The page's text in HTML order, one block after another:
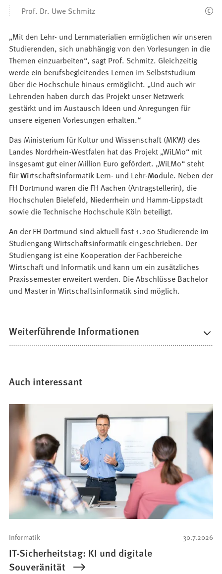
Prof. Dr. Uwe Schmitz
„Mit den Lehr- und Lernmaterialien ermöglichen wir unseren
Studierenden, sich unabhängig von den Vorlesungen in die
Themen einzuarbeiten“, sagt Prof. Schmitz. Gleichzeitig
werde ein berufsbegleitendes Lernen im Selbststudium
über die Hochschule hinaus ermöglicht. „Und auch wir
Lehrenden haben durch das Projekt unser Netzwerk
gestärkt und im Austausch Ideen und Anregungen für
unsere eigenen Vorlesungen erhalten.“
Das Ministerium für Kultur und Wissenschaft (MKW) des
Landes Nordrhein-Westfalen hat das Projekt „WiLMo“ mit
insgesamt gut einer Million Euro gefördert. „WiLMo“ steht
fürWirtschaftsinformatik Lern- und Lehr-Module. Neben der
FH Dortmund waren die FH Aachen (Antragstellerin), die
Hochschulen Bielefeld, Niederrhein und Hamm-Lippstadt
sowie die Technische Hochschule Köln beteiligt.
An der FH Dortmund sind aktuell fast 1.200 Studierende im
Studiengang Wirtschaftsinformatik eingeschrieben. Der
Studiengang ist eine Kooperation der Fachbereiche
Wirtschaft und Informatik und kann um ein zusätzliches
Praxissemester erweitert werden. Die Abschlüsse Bachelor
und Master in Wirtschaftsinformatik sind möglich.
Weiterführende Informationen
Auch interessant
30.7.2026
Informatik
IT-Sicherheitstag: KI und digitale
Souveränität